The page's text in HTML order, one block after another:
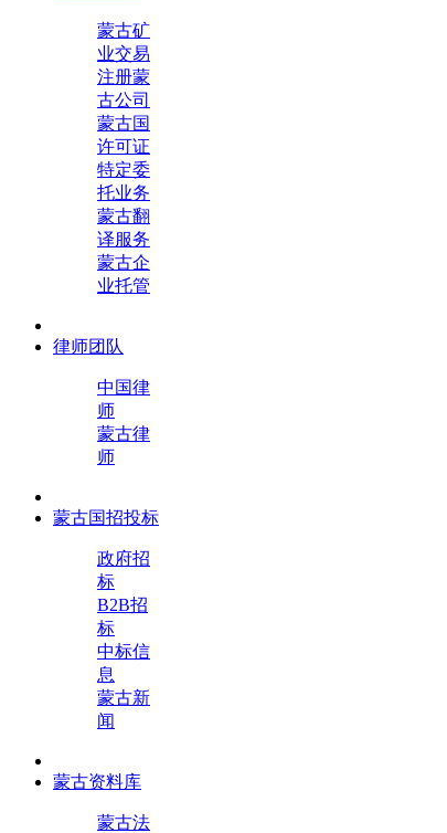
蒙古矿
业交易
注册蒙
古公司
蒙古国
许可证
特定委
托业务
蒙古翻
译服务
蒙古企
业托管
律师团队
中国律
师
蒙古律
师
蒙古国招投标
政府招
标
B2B招
标
中标信
息
蒙古新
闻
蒙古资料库
蒙古法